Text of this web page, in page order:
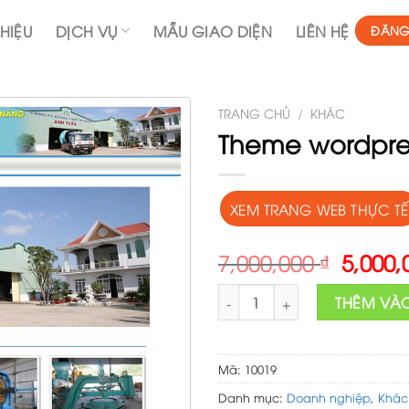
DỊCH VỤ MẪU GIAO DIỆN LIÊN HỆ
TRANG CHỦ / KHÁC
Theme
XEM TRANG WEB THỰC TẾ
7,000,000₫
price
was:
Theme wordpress bán thiết
THÊM
Mã: 10019
Danh mục: Doanh nghiệp, Khác